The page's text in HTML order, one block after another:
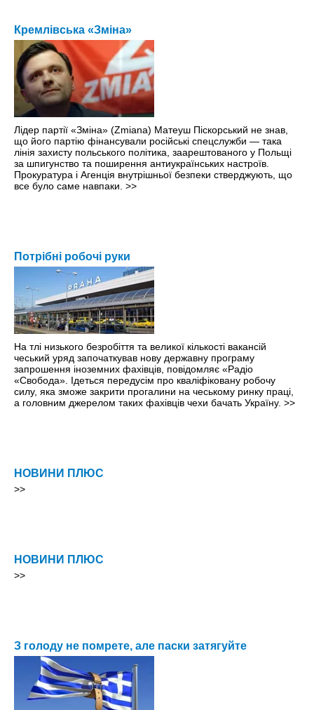
Кремлівська «Зміна»
Лідер партії «Зміна» (Zmiana) Матеуш Піскорський не знав,
що його партію фінансували російські спецслужби — така
лінія захисту польського політика, заарештованого у Польщі
за шпигунство та поширення антиукраїнських настроїв.
Прокуратура і Агенція внутрішньої безпеки стверджують, що
все було саме навпаки. >>
Потрібні робочі руки
На тлі низького безробіття та великої кількості вакансій
чеський уряд започаткував нову державну програму
запрошення іноземних фахівців, повідомляє «Радіо
«Свобода». Ідеться передусім про кваліфіковану робочу
силу, яка зможе закрити прогалини на чеському ринку праці,
а головним джерелом таких фахівців чехи бачать Україну. >>
НОВИНИ ПЛЮС
>>
НОВИНИ ПЛЮС
>>
З голоду не помрете, але паски затягуйте